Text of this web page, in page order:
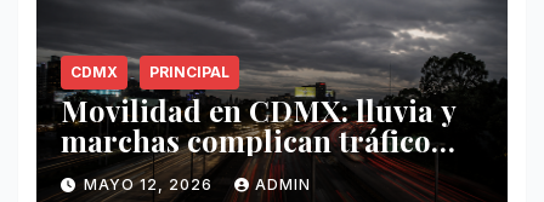
CDMX PRINCIPAL
Movilidad en CDMX: lluvia y
marchas complican tráfico
este 12 de mayo
MAYO 12, 2026 ADMIN